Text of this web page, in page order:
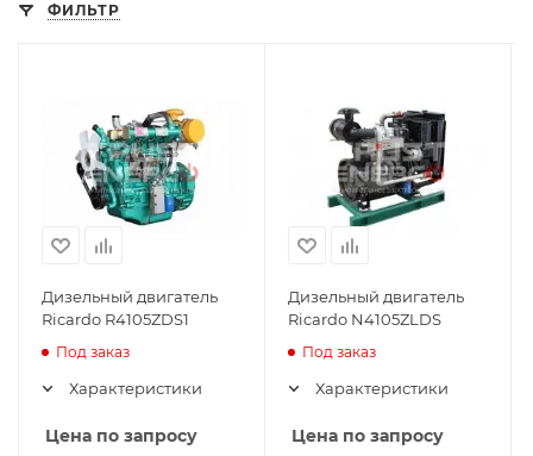
ФИЛЬТР
Дизельный двигатель
Ricardo R4105ZDS1
Под заказ
Характеристики
Цена по запросу
Дизельный двигатель
Ricardo N4105ZLDS
Под заказ
Характеристики
Цена по запросу